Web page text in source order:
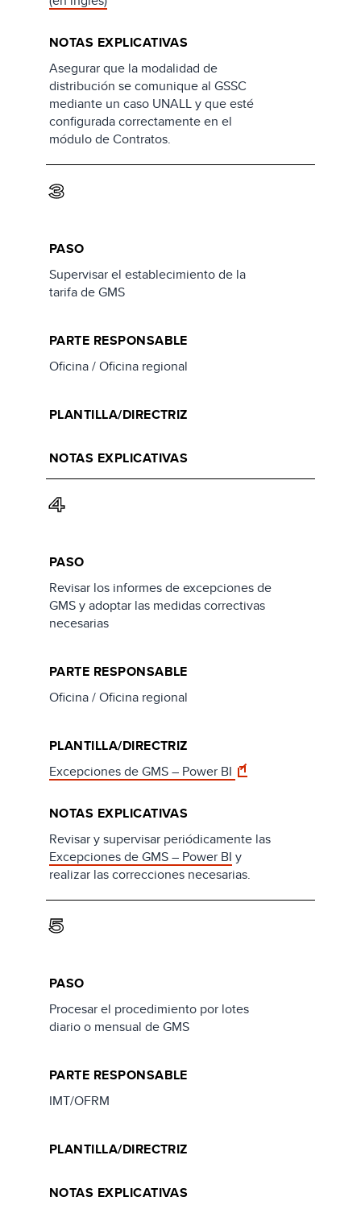
NOTAS EXPLICATIVAS
Asegurar que la modalidad de
distribución se comunique al GSSC
mediante un caso UNALL y que esté
configurada correctamente en el
módulo de Contratos.
3
PASO
Supervisar el establecimiento de la
tarifa de GMS
PARTE RESPONSABLE
Oficina / Oficina regional
PLANTILLA/DIRECTRIZ
NOTAS EXPLICATIVAS
4
PASO
Revisar los informes de excepciones de
GMS y adoptar las medidas correctivas
necesarias
PARTE RESPONSABLE
Oficina / Oficina regional
PLANTILLA/DIRECTRIZ
Excepciones de GMS – Power BI
NOTAS EXPLICATIVAS
Revisar y supervisar periódicamente las
Excepciones de GMS – Power BI y
realizar las correcciones necesarias.
5
PASO
Procesar el procedimiento por lotes
diario o mensual de GMS
PARTE RESPONSABLE
IMT/OFRM
PLANTILLA/DIRECTRIZ
NOTAS EXPLICATIVAS